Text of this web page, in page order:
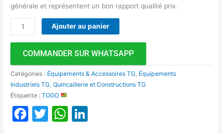
générale et représentent un bon rapport qualité prix.
Ajouter au panier
COMMANDER SUR WHATSAPP
Catégories : Équipements & Accessoires TG Équipements
Industriels TG ,Quincaillerie et Constructions TG
Étiquette :TOGO
Facebook
TwitterWhatsApp